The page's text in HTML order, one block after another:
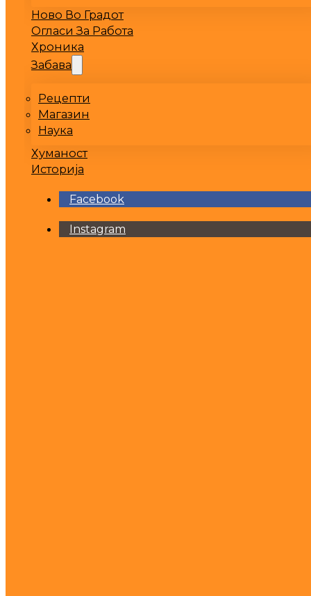
Ново Во Градот
Огласи За Работа
Хроника
Забава
Рецепти
Магазин
Наука
Хуманост
Историја
Facebook
Instagram